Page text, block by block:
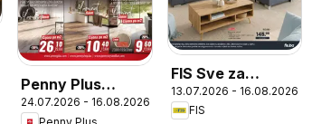
Penny Plus
katalog
24.07.2026 - 16.08.2026
FIS Sve za
uređenje doma i
vrta
13.07.2026 - 16.08.2026
FIS